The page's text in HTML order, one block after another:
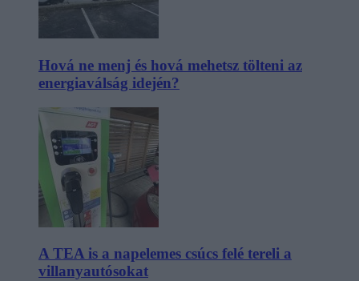
Hová ne menj és hová mehetsz tölteni az
energiaválság idején?
A TEA is a napelemes csúcs felé tereli a
villanyautósokat